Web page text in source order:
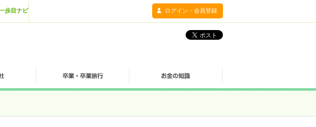
歩目ナビ ログイン・会員登録